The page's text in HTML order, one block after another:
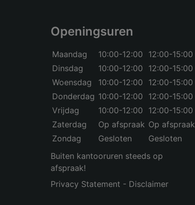
Openingsuren
Maandag 10:00-12:00
12:00-15:00
Dinsdag
10:00-12:00
12:00-15:00
Woensdag
10:00-12:00
12:00-15:00
Donderdag 10:00-12:00
12:00-15:00
Vrijdag
10:00-12:00
12:00-15:00
Zaterdag
Op afspraak Op afspraak
Zondag
Gesloten
Gesloten
Buiten kantooruren steeds op
afspraak!
Privacy Statement - Disclaimer